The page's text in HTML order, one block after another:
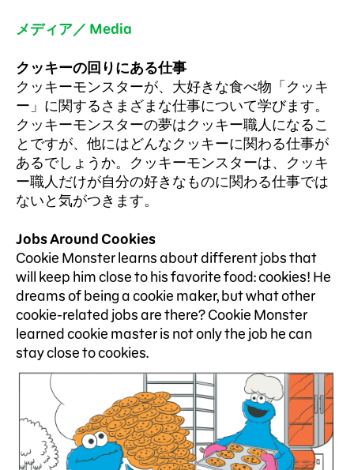
メディア／ Media
クッキーの回りにある仕事
クッキーモンスターが、大好きな食べ物「クッキ
ー」に関するさまざまな仕事について学びます。
クッキーモンスターの夢はクッキー職人になるこ
とですが、他にはどんなクッキーに関わる仕事が
あるでしょうか。クッキーモンスターは、クッキ
ー職人だけが自分の好きなものに関わる仕事では
ないと気がつきます。
Jobs Around Cookies
Cookie Monster learns about different jobs that
will keep him close to his favorite food: cookies! He
dreams of being a cookie maker, but what other
cookie-related jobs are there? Cookie Monster
learned cookie master is not only the job he can
stay close to cookies.